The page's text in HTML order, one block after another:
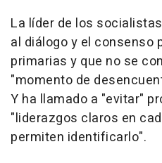
La líder de los
al diálogo y el consenso
primarias y que no se
"momento de
Y ha llamado a "evitar"
"liderazgos claros en
permiten identificarlo".